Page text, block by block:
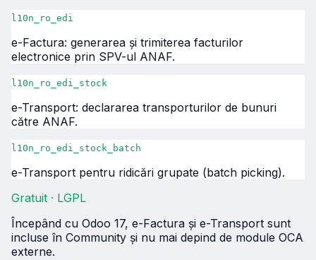
l10n_ro_edi
e-Factura: generarea și trimiterea facturilor
electronice prin SPV-ul ANAF.
l10n_ro_edi_stock
e-Transport: declararea transporturilor de bunuri
către ANAF.
l10n_ro_edi_stock_batch
e-Transport pentru ridicări grupate (batch picking).
Gratuit · LGPL
Începând cu Odoo 17, e-Factura și e-Transport sunt
incluse în Community și nu mai depind de module OCA
externe.